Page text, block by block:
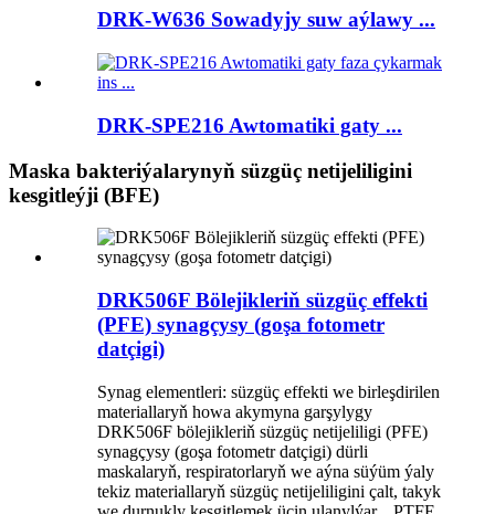
DRK-W636 Sowadyjy suw aýlawy ...
DRK-SPE216 Awtomatiki gaty ...
Maska bakteriýalarynyň süzgüç netijeliligini
kesgitleýji (BFE)
DRK506F Bölejikleriň süzgüç effekti
(PFE) synagçysy (goşa fotometr
datçigi)
Synag elementleri: süzgüç effekti we birleşdirilen
materiallaryň howa akymyna garşylygy
DRK506F bölejikleriň süzgüç netijeliligi (PFE)
synagçysy (goşa fotometr datçigi) dürli
maskalaryň, respiratorlaryň we aýna süýüm ýaly
tekiz materiallaryň süzgüç netijeliligini çalt, takyk